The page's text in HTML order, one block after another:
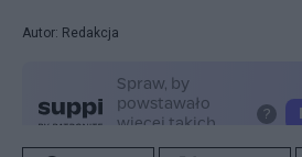
Autor: Redakcja